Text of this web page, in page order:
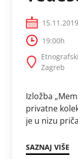
Are
19:00h
Zagreb
Izložba „Memories Are Made Of This – Šeširi iz
privatne
je u nizu
100-te …
SAZNAJ VIŠE